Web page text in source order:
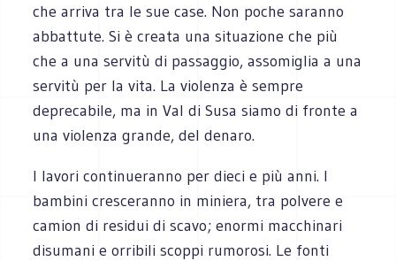
che arriva tra le sue case. Non poche saranno
abbattute. Si è creata una situazione che più
che a una servitù di passaggio, assomiglia a una
servitù per la vita. La violenza è sempre
deprecabile, ma in Val di Susa siamo di fronte a
una violenza grande, del denaro.
I lavori continueranno per dieci e più anni. I
bambini cresceranno in miniera, tra polvere e
camion di residui di scavo; enormi macchinari
disumani e orribili scoppi rumorosi. Le fonti